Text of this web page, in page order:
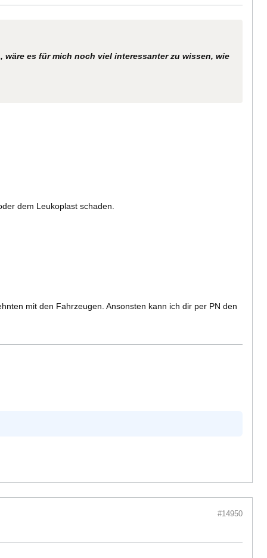
es für mich noch viel interessanter zu wissen, wie
dem Leukoplast schaden.
mit den Fahrzeugen. Ansonsten kann ich dir per PN den
#14950